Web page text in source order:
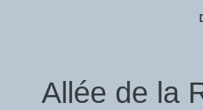
Allée de la